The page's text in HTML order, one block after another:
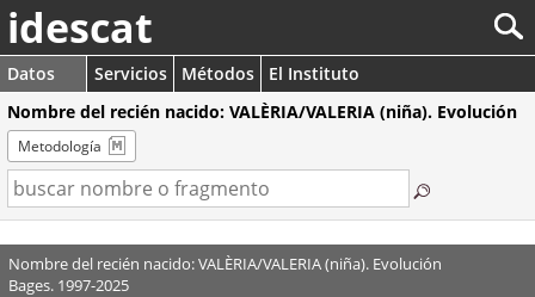
idescat
Datos Servicios Métodos
El Instituto
Nombre del recién nacido: VALÈRIA/VALERIA (niña). Evolución
Metodología
Nombre del recién nacido: VALÈRIA/VALERIA (niña). Evolución
Bages. 1997-2025